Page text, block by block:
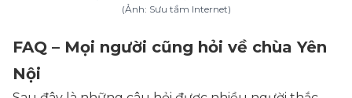
(Ảnh: Sưu tầm Internet)
FAQ – Mọi người cũng hỏi về chùa Yên
Nội